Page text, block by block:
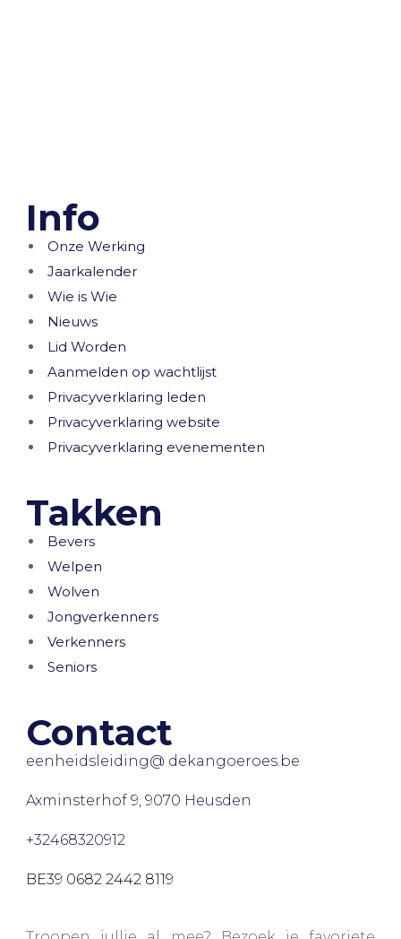
Info
Onze Werking
Jaarkalender
Wie is Wie
Nieuws
Lid Worden
Aanmelden op wachtlijst
Privacyverklaring leden
Privacyverklaring website
Privacyverklaring evenementen
Takken
Bevers
Welpen
Wolven
Jongverkenners
Verkenners
Seniors
Contact
eenheidsleiding@ dekangoeroes.be
Axminsterhof 9, 9070 Heusden
+32468320912
BE39 0682 2442 8119